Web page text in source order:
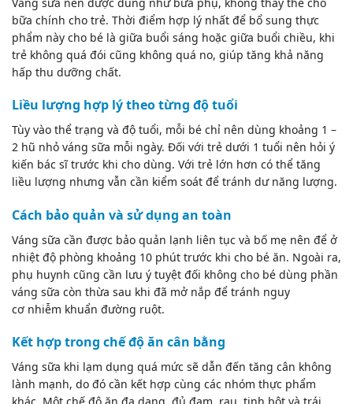
bữa chính cho trẻ. Thời điểm hợp lý nhất để bổ sung thực
phẩm này cho bé là giữa buổi sáng hoặc giữa buổi chiều, khi
trẻ không quá đói cũng không quá no, giúp tăng khả năng
hấp thu dưỡng chất.
Liều lượng hợp lý theo từng độ tuổi
Tùy vào thể trạng và độ tuổi, mỗi bé chỉ nên dùng khoảng 1 –
2 hũ nhỏ váng sữa mỗi ngày. Đối với trẻ dưới 1 tuổi nên hỏi ý
kiến bác sĩ trước khi cho dùng. Với trẻ lớn hơn có thể tăng
liều lượng nhưng vẫn cần kiểm soát để tránh dư năng lượng.
Cách bảo quản và sử dụng an toàn
Váng sữa cần được bảo quản lạnh liên tục và bố mẹ nên để ở
nhiệt độ phòng khoảng 10 phút trước khi cho bé ăn. Ngoài ra,
phụ huynh cũng cần lưu ý tuyệt đối không cho bé dùng phần
váng sữa còn thừa sau khi đã mở nắp để tránh nguy
cơ nhiễm khuẩn đường ruột.
Kết hợp trong chế độ ăn cân bằng
Váng sữa khi lạm dụng quá mức sẽ dẫn đến tăng cân không
lành mạnh, do đó cần kết hợp cùng các nhóm thực phẩm